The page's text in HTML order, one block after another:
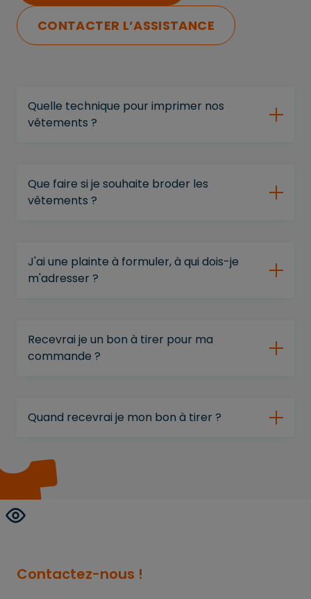
CONTACTER L’ASSISTANCE
Quelle technique pour imprimer nos
vêtements ?
Que faire si je souhaite broder les
vêtements ?
J'ai une plainte à formuler, à qui dois-je
m'adresser ?
Recevrai je un bon à tirer pour ma
commande ?
Quand recevrai je mon bon à tirer ?
Contactez-nous !